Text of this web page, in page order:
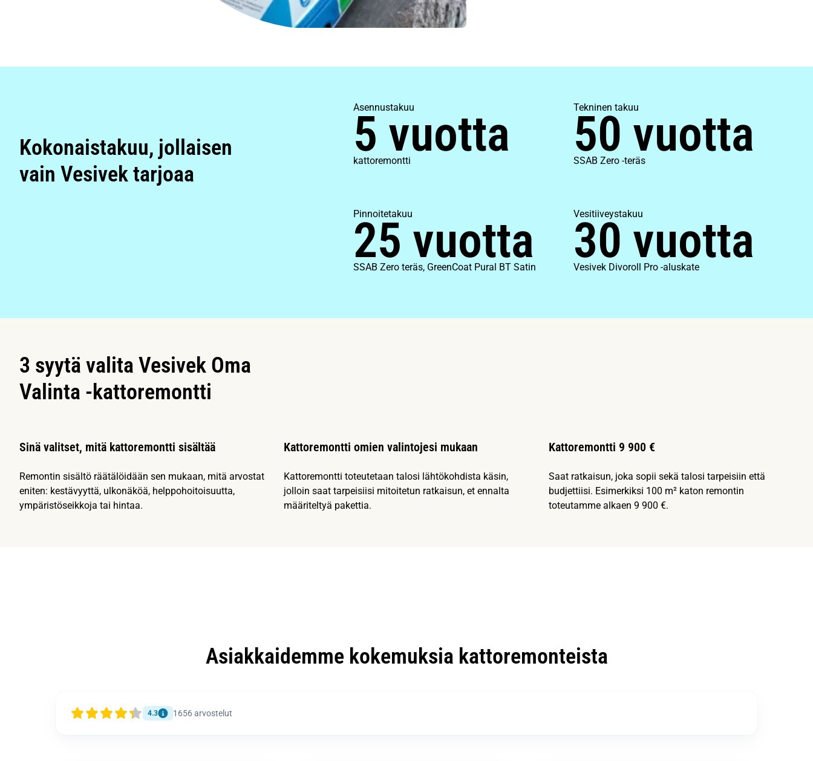
Kokonaistakuu, jollaisen
vain Vesivek tarjoaa
Asennustakuu
5 vuotta
kattoremontti
Tekninen takuu
50 vuotta
SSAB Zero -teräs
Pinnoitetakuu
25 vuotta
SSAB Zero teräs, GreenCoat Pural BT Satin
Vesitiiveystakuu
30 vuotta
Vesivek Divoroll Pro -aluskate
3 syytä valita Vesivek Oma
Valinta -kattoremontti
Sinä valitset, mitä kattoremontti sisältää
Remontin sisältö räätälöidään sen mukaan, mitä arvostat
eniten: kestävyyttä, ulkonäköä, helppohoitoisuutta,
ympäristöseikkoja tai hintaa.
Kattoremontti omien valintojesi mukaan
Kattoremontti toteutetaan talosi lähtökohdista käsin,
jolloin saat tarpeisiisi mitoitetun ratkaisun, et ennalta
määriteltyä pakettia.
Kattoremontti 9 900 €
Saat ratkaisun, joka sopii sekä talosi tarpeisiin että
budjettiisi. Esimerkiksi 100 m² katon remontin
toteutamme alkaen 9 900 €.
Asiakkaidemme kokemuksia kattoremonteista
4.3 1656arvostelut